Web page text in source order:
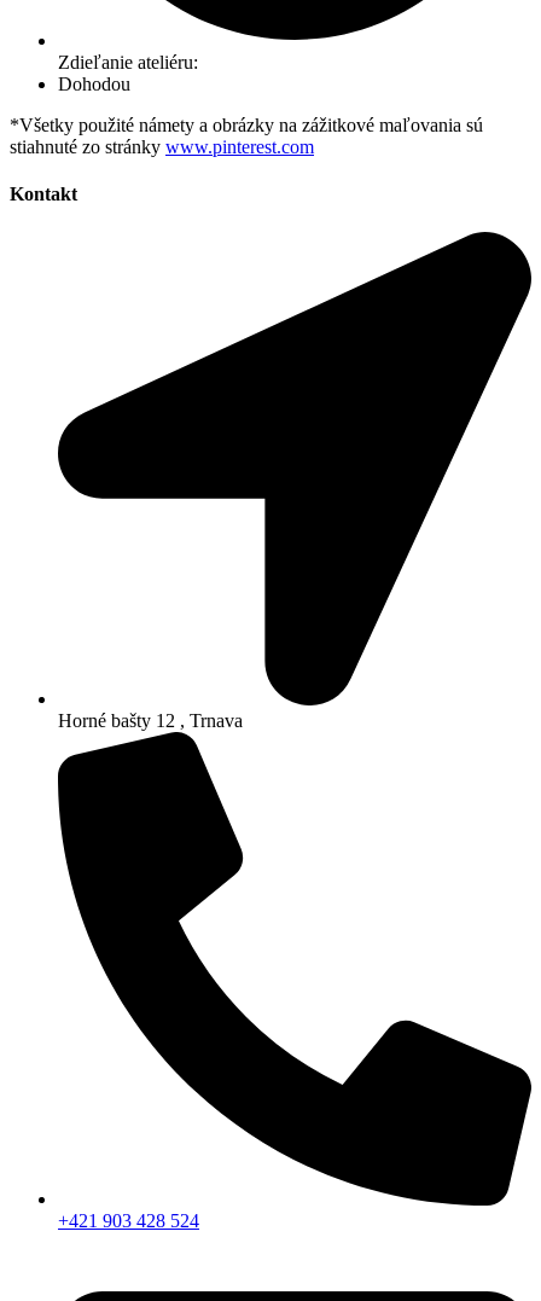
Zdieľanie ateliéru:
Dohodou
*Všetky použité námety a obrázky na zážitkové maľovania sú
stiahnuté zo stránky www.pinterest.com
Kontakt
Horné bašty 12 , Trnava
+421 903 428 524